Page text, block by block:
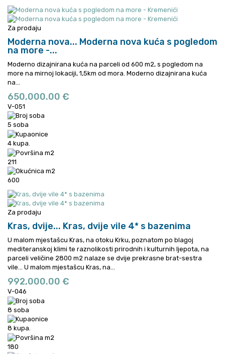
Za prodaju
Moderna nova... Moderna nova kuća s pogledom
na more -...
Moderno dizajnirana kuća na parceli od 600 m2, s pogledom na
more na mirnoj lokaciji, 1,5km od mora. Moderno dizajnirana kuća
na...
650,000.00 €
V-051
5 soba
4 kupa.
211
600
Za prodaju
Kras, dvije... Kras, dvije vile 4* s bazenima
U malom mjestašcu Kras, na otoku Krku, poznatom po blagoj
mediteranskoj klimi te raznolikosti prirodnih i kulturnih ljepota, na
parceli veličine 2800 m2 nalaze se dvije prekrasne brat-sestra
vile... U malom mjestašcu Kras, na...
992,000.00 €
V-046
8 soba
8 kupa.
180